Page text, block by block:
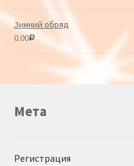
Зимний обряд
0.00Р
Мета
Регистрация